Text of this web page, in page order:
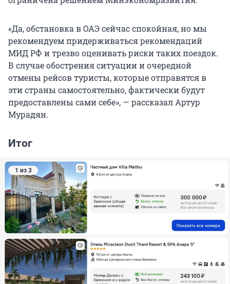
«Да, обстановка в ОАЭ сейчас спокойная, но мы
рекомендуем придерживаться рекомендаций
МИД РФ и трезво оценивать риски таких поездок.
В случае обострения ситуации и очередной
отмены рейсов туристы, которые отправятся в
эти страны самостоятельно, фактически будут
предоставлены сами себе», — рассказал Артур
Мурадян.
Итог
1 из 3